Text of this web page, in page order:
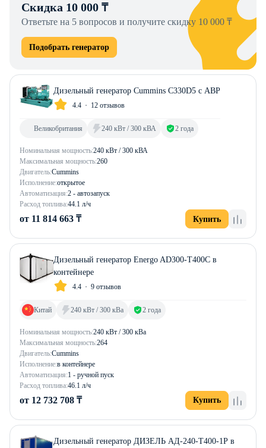
Скидка 10 000 ₸
Ответьте на 5 вопросов и получите скидку 10 000 ₸
Подобрать генератор
Дизельный генератор Cummins C330D5 с АВР
4.4 12 отзывов
Номинальная мощность:240 кВт / 300 кВА
Максимальная мощность:260
Двигатель:Cummins
Исполнение:открытое
Автоматизация:2 - автозапуск
Расход топлива:44.1 л/ч
Великобритания 240 кВт / 300 кВА 2 года
от 11 814 663 ₸ Купить
Дизельный генератор Energo AD300-T400C в
контейнере
4.4 9 отзывов
Номинальная мощность:240 кВт / 300 кВа
Максимальная мощность:264
Двигатель:Cummins
Исполнение:в контейнере
Автоматизация:1 - ручной пуск
Расход топлива:46.1 л/ч
Китай 240 кВт / 300 кВа 2 года
от 12 732 708 ₸ Купить
Дизельный генератор ДИЗЕЛЬ АД-240-Т400-1Р в